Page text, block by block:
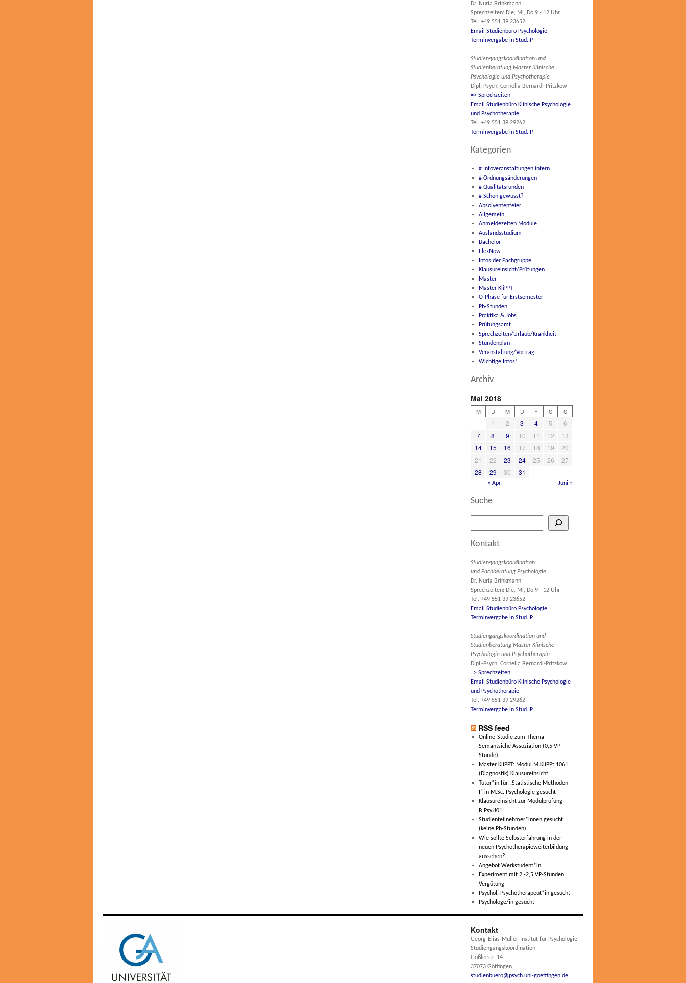
Dr. Nuria Brinkmann
Sprechzeiten: Die, Mi, Do 9 - 12 Uhr
Tel. +49 551 39 23652
Email Studienbüro Psychologie
Terminvergabe in Stud.IP
Studiengangskoordination und
Studienberatung Master Klinische
Psychologie und Psychotherapie
Dipl.-Psych. Cornelia Bernardi-Pritzkow
=> Sprechzeiten
Email Studienbüro Klinische Psychologie
und Psychotherapie
Tel. +49 551 39 29262
Terminvergabe in Stud.IP
Kategorien
# Infoveranstaltungen intern
# Ordnungsänderungen
# Qualitätsrunden
# Schon gewusst?
Absolventenfeier
Allgemein
Anmeldezeiten Module
Auslandsstudium
Bachelor
FlexNow
Infos der Fachgruppe
Klausureinsicht/Prüfungen
Master
Master KliPPT
O-Phase für Erstsemester
Pb-Stunden
Praktika & Jobs
Prüfungsamt
Sprechzeiten/Urlaub/Krankheit
Stundenplan
Veranstaltung/Vortrag
Wichtige Infos!
Archiv
Mai 2018
M D M D F S S
1 2 3 4 5
6
7
8 9 10 11 12
13
14
15 16 17 18 19
20
21
22 23 24 25 26
27
28
29 30 31
« Apr. Juni »
Suche
Kontakt
Studiengangskoordination
und Fachberatung Psychologie
Dr. Nuria Brinkmann
Sprechzeiten: Die, Mi, Do 9 - 12 Uhr
Tel. +49 551 39 23652
Email Studienbüro Psychologie
Terminvergabe in Stud.IP
Studiengangskoordination und
Studienberatung Master Klinische
Psychologie und Psychotherapie
Dipl.-Psych. Cornelia Bernardi-Pritzkow
=> Sprechzeiten
Email Studienbüro Klinische Psychologie
und Psychotherapie
Tel. +49 551 39 29262
Terminvergabe in Stud.IP
RSS feed
Online-Studie zum Thema
Semantsiche Assoziation (0,5 VP-
Stunde)
Master KliPPT: Modul M.KliPPt.1061
(Diagnostik) Klausureinsicht
Tutor*in für „Statistische Methoden
I“ in M.Sc. Psychologie gesucht
Klausureinsicht zur Modulprüfung
B.Psy.801
Studienteilnehmer*innen gesucht
(keine Pb-Stunden)
Wie sollte Selbsterfahrung in der
neuen Psychotherapieweiterbildung
aussehen?
Angebot Werkstudent*in
Experiment mit 2 -2,5 VP-Stunden
Vergütung
Psychol. Psychotherapeut*in gesucht
Psychologe/in gesucht
Kontakt
Georg-Elias-Müller-Institut für Psychologie
Studiengangskoordination
Goßlerstr. 14
37073 Göttingen
studienbuero@psych.uni-goettingen.de